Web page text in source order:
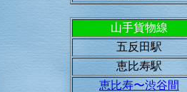
山手貨物線
五反田駅
恵比寿駅
恵比寿〜渋谷間